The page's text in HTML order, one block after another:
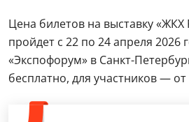
Цена билетов на выставку «ЖКХ
пройдет с 22 по 24 апреля 2026
«Экспофорум» в Санкт-
бесплатно, для участников — от